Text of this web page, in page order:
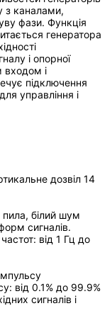
з каналами,
фази. Функція
генератора
і опорної
входом і
підключення
управління і
дозвіл 14
пила, білий шум
сигналів.
від 1 Гц до
від 0.1% до 99.9%
сигналів і